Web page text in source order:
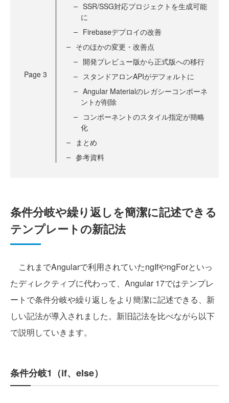
Page 3
SSR/SSG対応プロジェクトを生成可能
に
Firebaseデプロイの改善
そのほかの変更・改善点
開発プレビュー版から正式版への移行
スタンドアロンAPIがデフォルトに
Angular Materialのレガシーコンポーネ
ントが削除
コンポーネントのスタイル指定が簡略
化
まとめ
参考資料
条件分岐や繰り返しを簡潔に記述できる
テンプレートの新記法
これまでAngularで利用されていたngIfやngForといっ
たディレクティブに代わって、Angular 17ではテンプレ
ートで条件分岐や繰り返しをより簡潔に記述できる、新
しい記法が導入されました。新旧記法を比べながら以下
で説明していきます。
条件分岐1（if、else）